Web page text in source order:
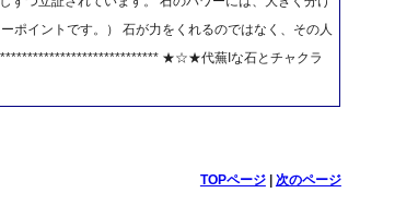
ポイントです。） 石が力をくれるのではなく、その人
★☆★代蕪Iな石とチャクラ
TOPページ| 次のページ